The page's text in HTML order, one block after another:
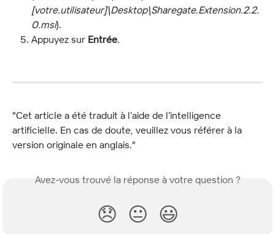
[votre.utilisateur]\Desktop\Sharegate.Extension.2.2.
0.msi).
Appuyez sur Entrée.
"Cet article a été traduit à l’aide de l’intelligence
artificielle. En cas de doute, veuillez vous référer à la
version originale en anglais."
Avez-vous trouvé la réponse à votre question ?
😞 😐 😃